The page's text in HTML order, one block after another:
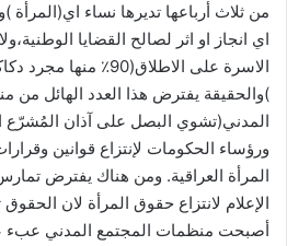
من ثلاث أرباعها تديرها نساء
اي انجاز او اثر لصالح القضايا
الاسرة على الاطلاق(90٪
)والحقيقة يفترض هذا العدد الهائل من
المدني(تشوي البصل على آذان المُشرّع
ورؤساء الحكومات لإنتزاع قوانين
المرأة العراقية. ومن هناك يفترض
أصبحت منظمات المجتمع المدني عبء